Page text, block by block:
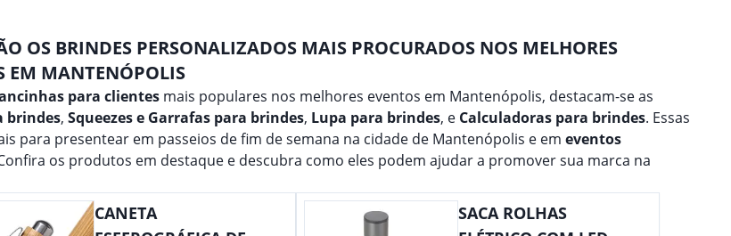
OS BRINDES PERSONALIZADOS MAIS PROCURADOS NOS MELHORES
EM MANTENÓPOLIS
para clientes mais populares nos melhores eventos em Mantenópolis, destacam-se as
brindes, Squeezes e Garrafas para brindes, Lupa para brindes, e Calculadoras para brindes. Essas
para presentear em passeios de fim de semana na cidade de Mantenópolis e em eventos
os produtos em destaque e descubra como eles podem ajudar a promover sua marca na
CANETA
SACA ROLHAS